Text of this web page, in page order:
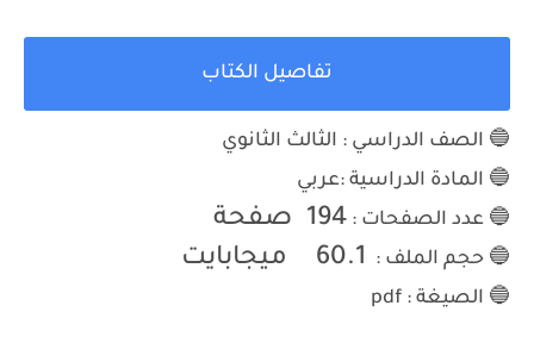
تفاصيل الكتاب
🔵 الصف الدراسي : الثالث الثانوي
🔵 المادة الدراسية :عربي
🔵 عدد الصفحات : 194 صفحة
🔵 حجم الملف : 60.1 ميجابايت
🔵 الصيغة : pdf